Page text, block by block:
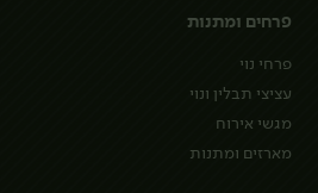
פרחים ומתנות
פרחי נוי
עציצי תבלין ונוי
מגשי אירוח
מארזים ומתנות